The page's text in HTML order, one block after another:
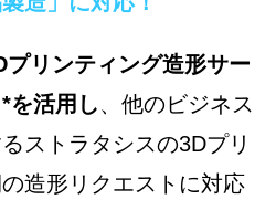
プリンティング造形サー
を活用し、他のビジネス
ストラタシスの3Dプリ
造形リクエストに対応